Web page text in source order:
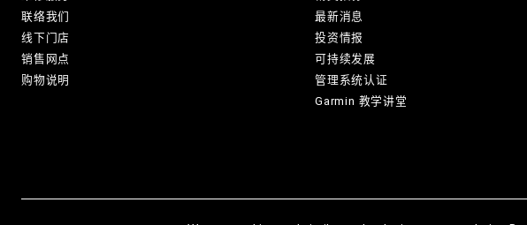
联络我们
线下门店
销售网点
购物说明
最新消息
投资情报
可持续发展
管理系统认证
Garmin 教学讲堂